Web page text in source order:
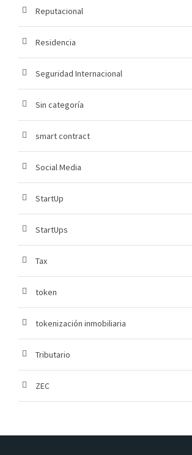
Reputacional
Residencia
Seguridad Internacional
Sin categoría
smart contract
Social Media
StartUp
StartUps
Tax
token
tokenización inmobiliaria
Tributario
ZEC